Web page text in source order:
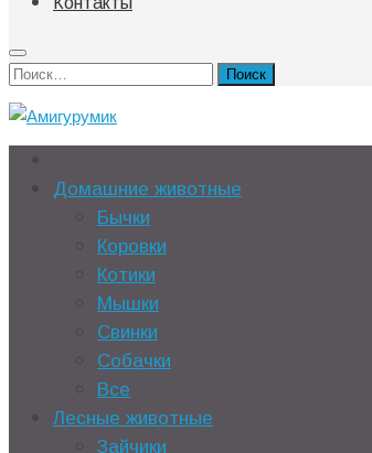
Найти:
Домашние животные
Бычки
Коровки
Котики
Мышки
Свинки
Собачки
Все
Лесные животные
Зайчики